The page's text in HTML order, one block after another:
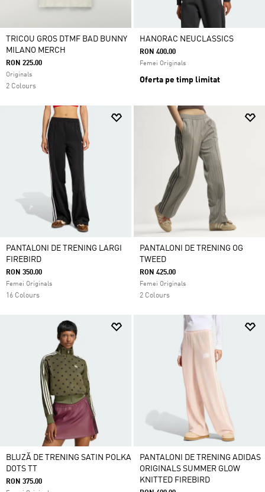
TRICOU GROS DTMF BAD BUNNY
MILANO MERCH
RON 225.00
Originals
2 Colours
HANORAC NEUCLASSICS
RON 400.00
Femei Originals
Oferta pe timp limitat
PANTALONI DE TRENING LARGI
FIREBIRD
RON 350.00
Femei Originals
16 Colours
PANTALONI DE TRENING OG
TWEED
RON 425.00
Femei Originals
2 Colours
BLUZĂ DE TRENING SATIN POLKA
DOTS TT
RON 375.00
PANTALONI DE TRENING ADIDAS
ORIGINALS SUMMER GLOW
KNITTED FIREBIRD